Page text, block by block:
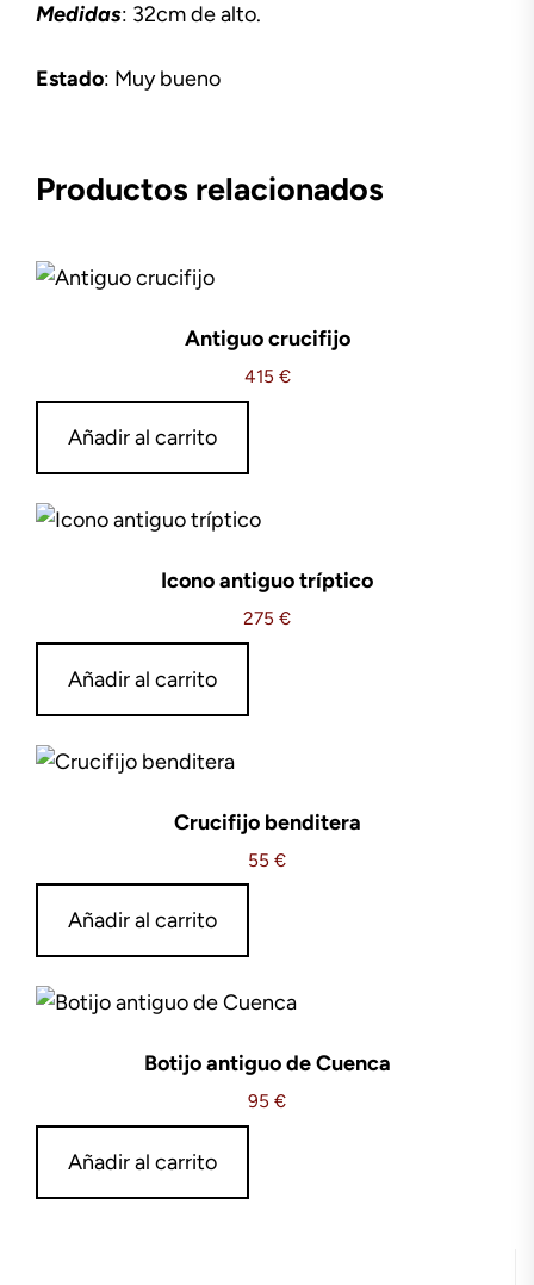
Medidas: 32cm de alto.
Estado: Muy bueno
Productos relacionados
Antiguo crucifijo
415 €
Añadir al carrito
Icono antiguo tríptico
275 €
Añadir al carrito
Crucifijo benditera
55 €
Añadir al carrito
Botijo antiguo de Cuenca
95 €
Añadir al carrito